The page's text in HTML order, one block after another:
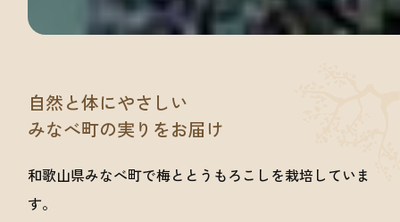
自然と体にやさしい
みなべ町の実りをお届け
和歌山県みなべ町で梅ととうもろこしを栽培していま
す。